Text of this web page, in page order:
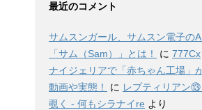
最近のコメント
サムスンガール、サムスン電子の
「サム（Sam）」とは！
に 777Cx
ナイジェリアで「赤ちゃん工場」
動画や実態！
に レプティリアン⑬
覗く - 何もシラナイre より